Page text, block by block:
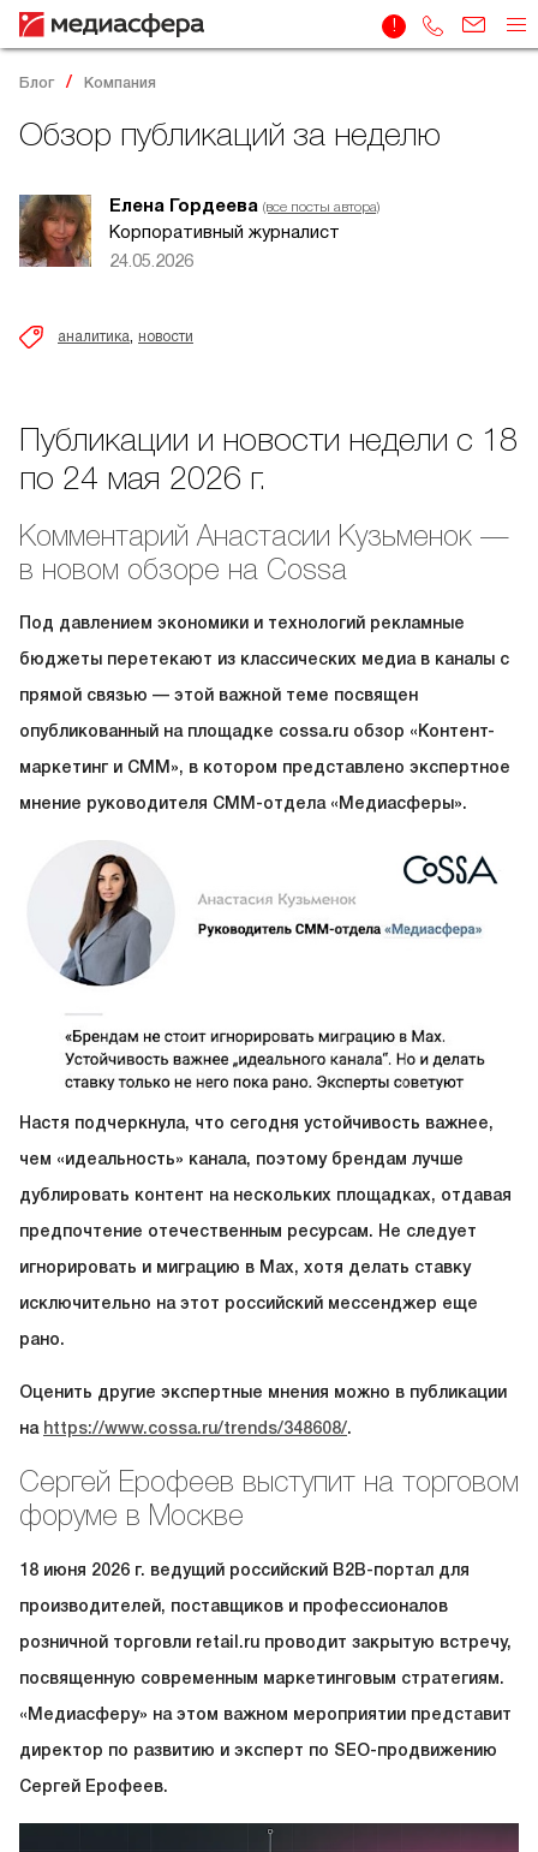
Блог Компания
Обзор публикаций за неделю
Елена Гордеева (все посты автора)
Корпоративный журналист
24.05.2026
аналитика, новости
Публикации и новости недели с 18
по 24 мая 2026 г.
Комментарий Анастасии Кузьменок —
в новом обзоре на Cossa
Под давлением экономики и технологий рекламные
бюджеты перетекают из классических медиа в каналы с
прямой связью — этой важной теме посвящен
опубликованный на площадке cossa.ru обзор «Контент-
маркетинг и СММ», в котором представлено экспертное
мнение руководителя СММ-отдела «Медиасферы».
Настя подчеркнула, что сегодня устойчивость важнее,
чем «идеальность» канала, поэтому брендам лучше
дублировать контент на нескольких площадках, отдавая
предпочтение отечественным ресурсам. Не следует
игнорировать и миграцию в Max, хотя делать ставку
исключительно на этот российский мессенджер еще
рано.
Оценить другие экспертные мнения можно в публикации
на https://www.cossa.ru/trends/348608/.
Сергей Ерофеев выступит на торговом
форуме в Москве
18 июня 2026 г. ведущий российский B2B-портал для
производителей, поставщиков и профессионалов
розничной торговли retail.ru проводит закрытую встречу,
посвященную современным маркетинговым стратегиям.
«Медиасферу» на этом важном мероприятии представит
директор по развитию и эксперт по SEO-продвижению
Сергей Ерофеев.